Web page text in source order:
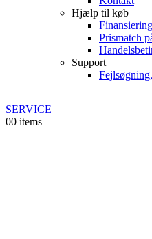
Hjælp til køb
Finansiering
Prismatch
Support
SERVICE
00 items